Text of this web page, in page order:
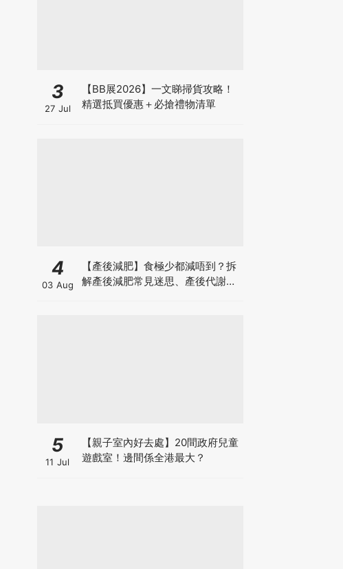
3
27 Jul
【BB展2026】一文睇掃貨攻略！
精選抵買優惠＋必搶禮物清單
4
03 Aug
【產後減肥】食極少都減唔到？拆
解產後減肥常見迷思、產後代謝、
5
11 Jul
【親子室內好去處】20間政府兒童
遊戲室！邊間係全港最大？